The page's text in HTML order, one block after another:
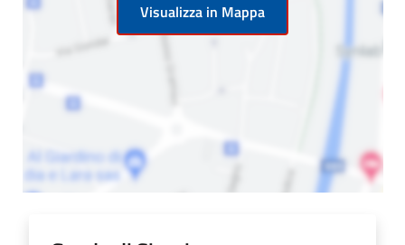
Visualizza in Mappa